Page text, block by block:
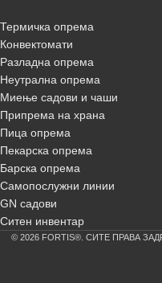
Термичка опрема
Конвектомати
Разладна опрема
Неутрална опрема
Миење садови и чаши
Припрема на храна
Пица опрема
Пекарска опрема
Барска опрема
Самопослужни линии
GN садови
Ситен инвентар
© 2026 FORTIS®. СИТЕ ПРАВА